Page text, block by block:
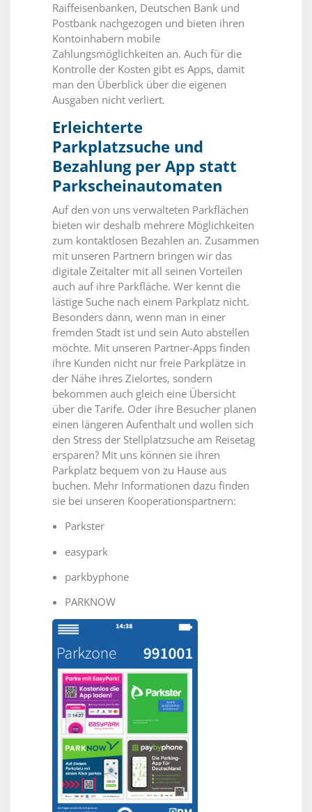
Raiffeisenbanken, Deutschen Bank und
Postbank nachgezogen und bieten ihren
Kontoinhabern mobile
Zahlungsmöglichkeiten an. Auch für die
Kontrolle der Kosten gibt es Apps, damit
man den Überblick über die eigenen
Ausgaben nicht verliert.
Erleichterte
Parkplatzsuche und
Bezahlung per App statt
Parkscheinautomaten
Auf den von uns verwalteten Parkflächen
bieten wir deshalb mehrere Möglichkeiten
zum kontaktlosen Bezahlen an. Zusammen
mit unseren Partnern bringen wir das
digitale Zeitalter mit all seinen Vorteilen
auch auf ihre Parkfläche. Wer kennt die
lästige Suche nach einem Parkplatz nicht.
Besonders dann, wenn man in einer
fremden Stadt ist und sein Auto abstellen
möchte. Mit unseren Partner-Apps finden
ihre Kunden nicht nur freie Parkplätze in
der Nähe ihres Zielortes, sondern
bekommen auch gleich eine Übersicht
über die Tarife. Oder ihre Besucher planen
einen längeren Aufenthalt und wollen sich
den Stress der Stellplatzsuche am Reisetag
ersparen? Mit uns können sie ihren
Parkplatz bequem von zu Hause aus
buchen. Mehr Informationen dazu finden
sie bei unseren Kooperationspartnern:
Parkster
easypark
parkbyphone
PARKNOW